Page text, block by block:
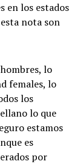
en los estados
nota son
lo
females, lo
los
lo que
estamos
es
por